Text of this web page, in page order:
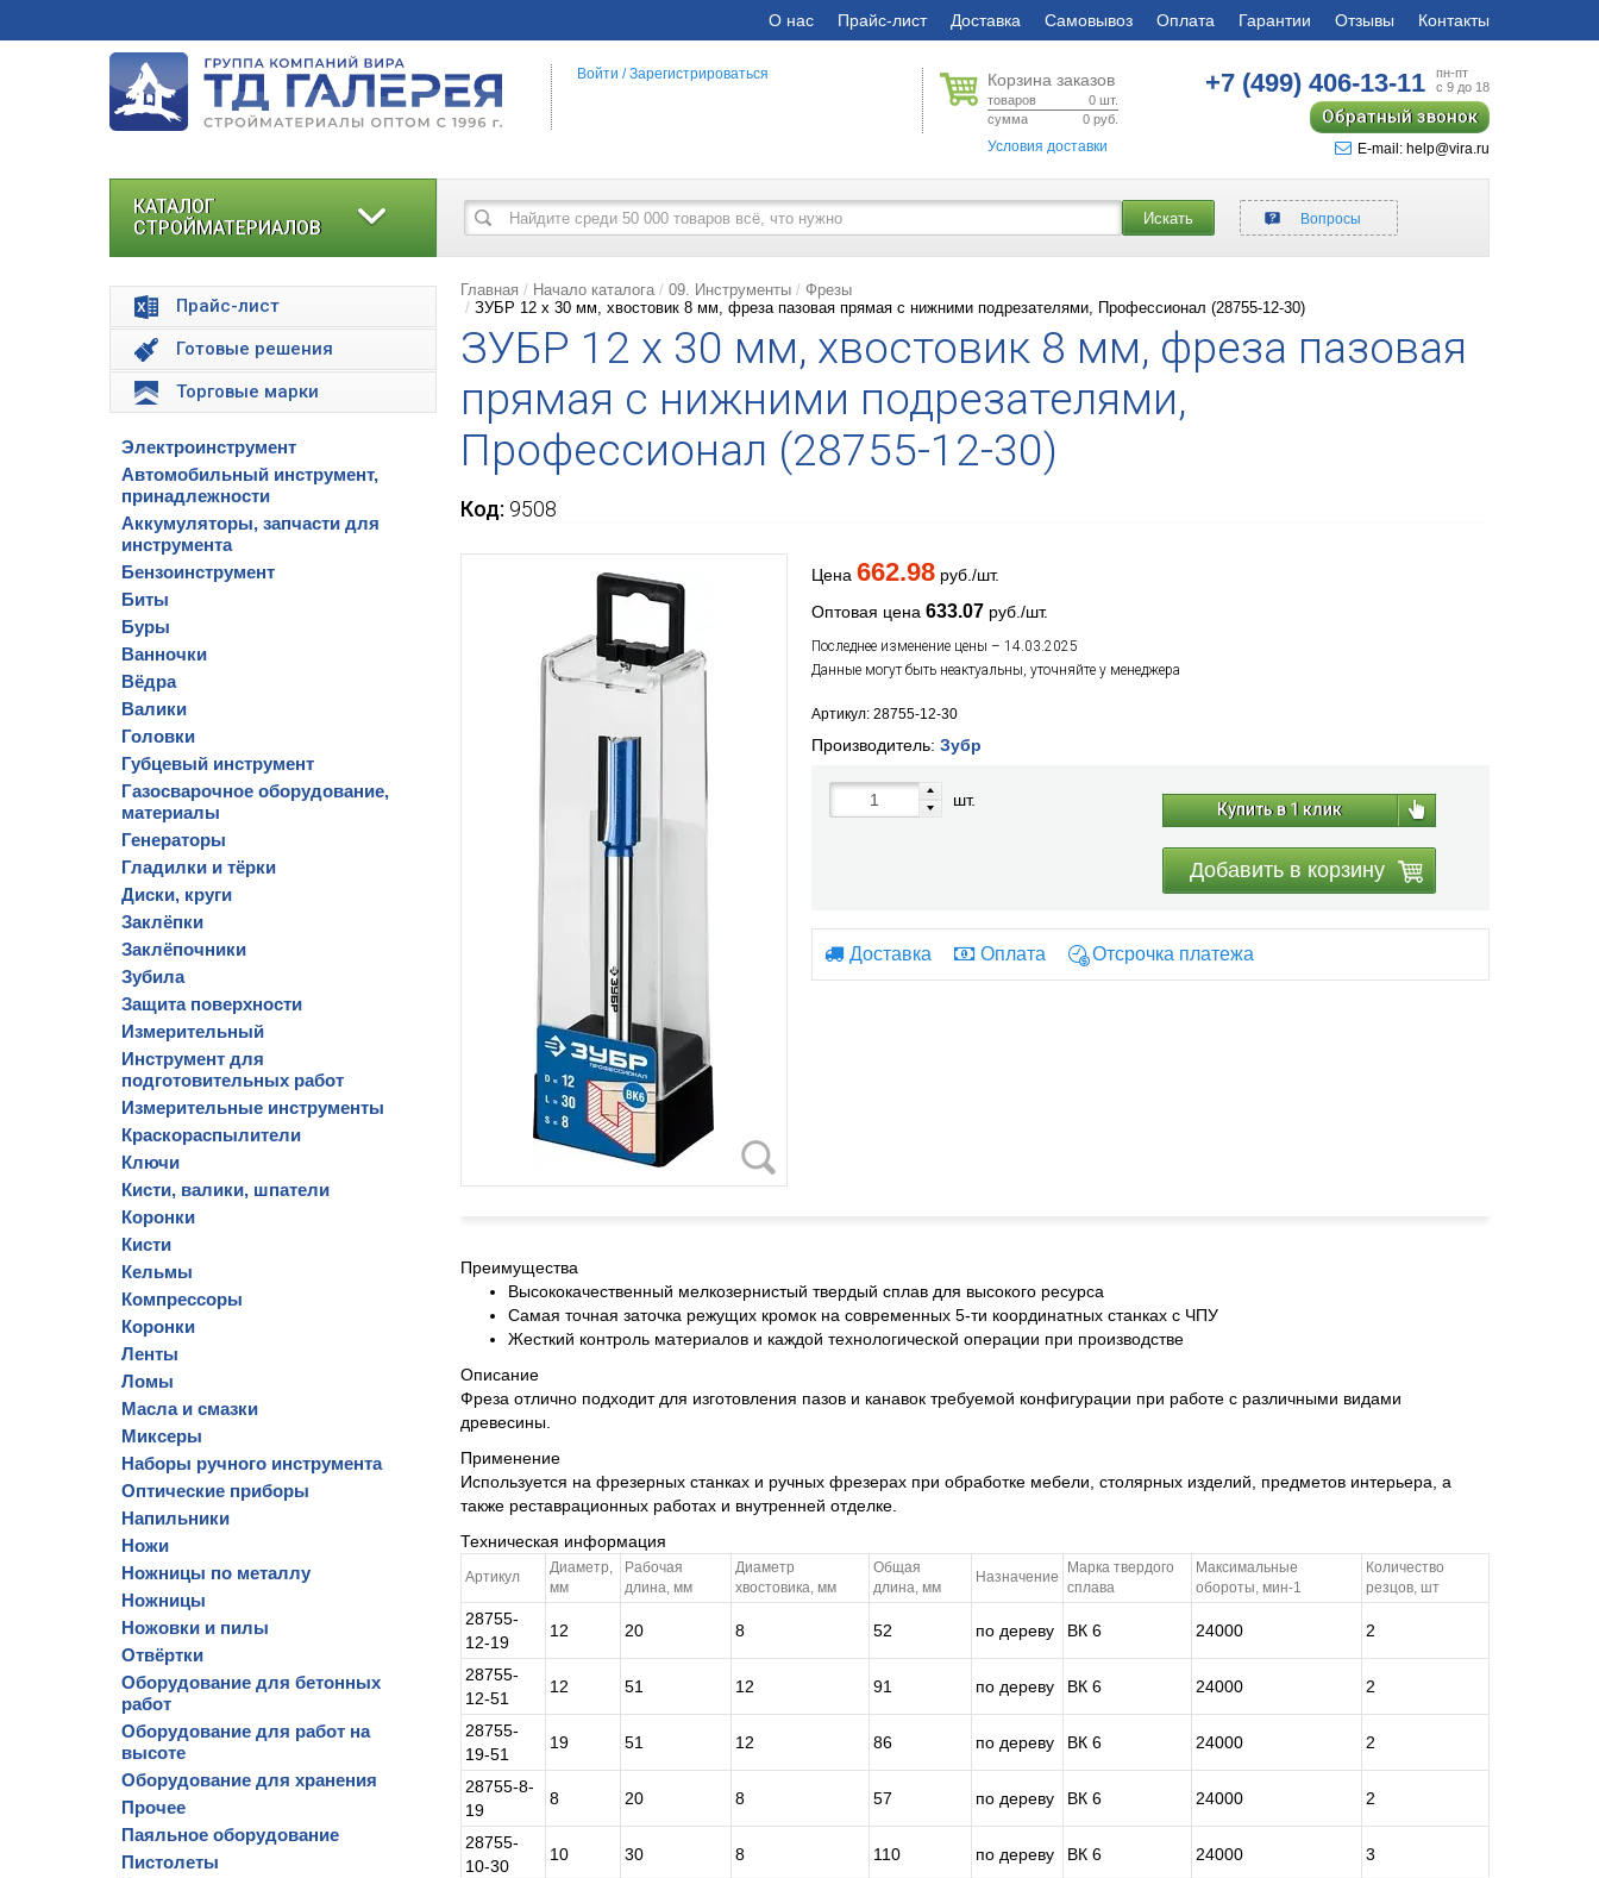
О нас Прайс-лист Доставка Самовывоз Оплата Гарантии Отзывы Контакты
Корзина заказов
товаров 0 шт.
сумма
0 руб.
Условия доставки
+7 (499)406-13-11
пн-пт
с 9 до 18
Обратный звонок
E-mail: help@vira.ru
Войти /Зарегистрироваться
КАТАЛОГ
СТРОЙМАТЕРИАЛОВ
Прайс-лист
Готовые решения
Торговые марки
Электроинструмент
Автомобильный инструмент,
принадлежности
Аккумуляторы, запчасти для
инструмента
Бензоинструмент
Биты
Буры
Ванночки
Вёдра
Валики
Головки
Губцевый инструмент
Газосварочное оборудование,
материалы
Генераторы
Гладилки и тёрки
Диски, круги
Заклёпки
Заклёпочники
Зубила
Защита поверхности
Измерительный
Инструмент для
подготовительных работ
Измерительные инструменты
Краскораспылители
Ключи
Кисти, валики, шпатели
Коронки
Кисти
Кельмы
Компрессоры
Коронки
Ленты
Ломы
Масла и смазки
Миксеры
Наборы ручного инструмента
Оптические приборы
Напильники
Ножи
Ножницы по металлу
Ножницы
Ножовки и пилы
Отвёртки
Оборудование для бетонных
работ
Оборудование для работ на
высоте
Оборудование для хранения
Прочее
Паяльное оборудование
Пистолеты
Искать Вопросы
Главная Начало каталога 09. Инструменты
Фрезы
ЗУБР 12 x 30 мм, хвостовик 8 мм, фреза пазовая прямая с нижними подрезателями, Профессионал (28755-12-30)
ЗУБР 12 x 30 мм, хвостовик 8 мм, фреза пазовая
прямая с нижними подрезателями,
Профессионал (28755-12-30)
Код: 9508
Цена 662.98руб./шт.
Оптовая цена 633.07руб./шт.
Последнее изменение цены – 14.03.2025
Данные могут быть неактуальны, уточняйте у менеджера
Артикул: 28755-12-30
Производитель: Зубр
шт. Купить в 1 клик
Добавить в корзину
Доставка Оплата Отсрочка платежа
Преимущества
Высококачественный мелкозернистый твердый сплав для высокого ресурса
Самая точная заточка режущих кромок на современных 5-ти координатных станках с ЧПУ
Жесткий контроль материалов и каждой технологической операции при производстве
Описание
Фреза отлично подходит для изготовления пазов и канавок требуемой конфигурации при работе с различными видами
древесины.
Применение
Используется на фрезерных станках и ручных фрезерах при обработке мебели, столярных изделий, предметов интерьера, а
также реставрационных работах и внутренней отделке.
Техническая информация
Артикул
Диаметр,
мм
Рабочая
длина, мм
Диаметр
хвостовика, мм
Общая
длина, мм
Назначение
Марка твердого
сплава
Максимальные
обороты, мин-1
Количество
резцов, шт
28755-
12-19
12 20 8 52 по дереву ВК 6 24000 2
28755-
12-51
12 51 12 91 по дереву ВК 6 24000 2
28755-
19-51
19 51 12 86 по дереву ВК 6 24000 2
28755-8-
19
8 20 8 57 по дереву ВК 6 24000 2
28755-
10-30
10 30 8 110 по дереву ВК 6 24000 3